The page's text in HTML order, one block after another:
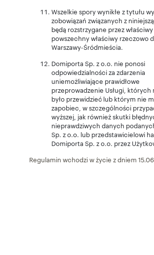
Wszelkie spory wynikłe z tytułu
zobowiązań związanych z niniejszą
będą rozstrzygane przez
powszechny właściwy rzeczowo
Warszawy-Śródmieścia.
Domiporta Sp. z o.o. nie ponosi
odpowiedzialności za zdarzenia
uniemożliwiające prawidłowe
przeprowadzenie Usługi, których
było przewidzieć lub którym nie
zapobiec, w szczególności
wyższej, jak również skutki
nieprawdziwych danych
Sp. z o.o. lub przedstawicielowi
Domiporta Sp. z o.o. przez
Regulamin wchodzi w życie z dniem